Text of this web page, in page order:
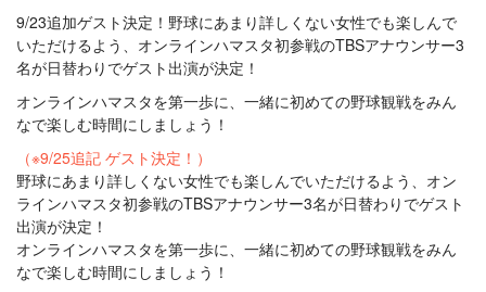
9/23追加ゲスト決定！野球にあまり詳しくない女性でも楽しんで
いただけるよう、オンラインハマスタ初参戦のTBSアナウンサー3
名が日替わりでゲスト出演が決定！
オンラインハマスタを第一歩に、一緒に初めての野球観戦をみん
なで楽しむ時間にしましょう！
（※9/25追記 ゲスト決定！）
野球にあまり詳しくない女性でも楽しんでいただけるよう、オン
ラインハマスタ初参戦のTBSアナウンサー3名が日替わりでゲスト
出演が決定！
オンラインハマスタを第一歩に、一緒に初めての野球観戦をみん
なで楽しむ時間にしましょう！